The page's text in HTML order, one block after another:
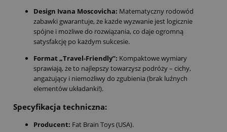
Design Ivana Moscovicha: Matematyczny rodowód
zabawki gwarantuje, że każde wyzwanie jest logicznie
spójne i możliwe do rozwiązania, co daje ogromną
satysfakcję po każdym sukcesie.
Format „Travel-Friendly”: Kompaktowe wymiary
sprawiają, że to najlepszy towarzysz podróży – cichy,
angażujący i niemożliwy do zgubienia (brak luźnych
elementów układanki!).
Specyfikacja techniczna:
Producent: Fat Brain Toys (USA).